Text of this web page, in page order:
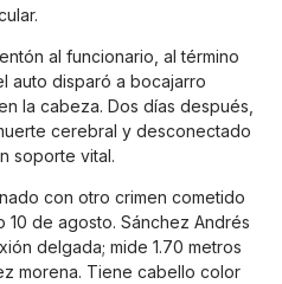
al funcionario, al término
auto disparó a bocajarro
la cabeza. Dos días después,
cerebral y desconectado
soporte vital.
con otro crimen cometido
de agosto. Sánchez Andrés
delgada; mide 1.70 metros
morena. Tiene cabello color